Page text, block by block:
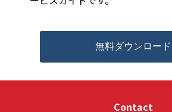
無料ダウンロード
Contact